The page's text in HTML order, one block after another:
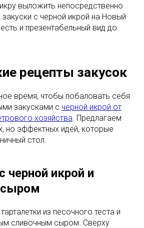
выложить непосредственно
закуски с черной икрой на Новый
и презентабельный вид до
рецепты закусок
время, чтобы побаловать себя
закусками с черной икрой от
хозяйства . Предлагаем
но эффектных идей, которые
стол.
черной икрой и
из песочного теста и
сливочным сыром. Сверху